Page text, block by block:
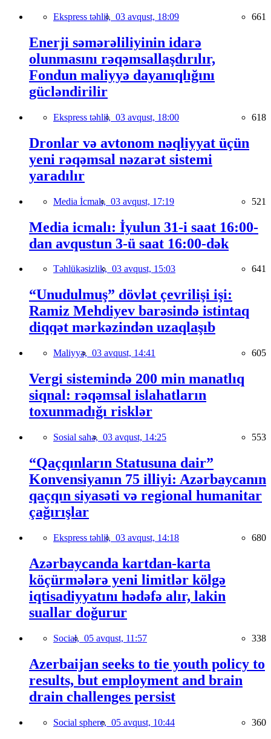
Ekspress təhlil, 03 avqust, 18:09 661
Enerji səmərəliliyinin idarə
olunmasını rəqəmsallaşdırılır,
Fondun maliyyə dayanıqlığını
gücləndirilir
Ekspress təhlil, 03 avqust, 18:00 618
Dronlar və avtonom nəqliyyat üçün
yeni rəqəmsal nəzarət sistemi
yaradılır
Media İcmalı, 03 avqust, 17:19 521
Media icmalı: İyulun 31-i saat 16:00-
dan avqustun 3-ü saat 16:00-dək
Təhlükəsizlik, 03 avqust, 15:03 641
“Unudulmuş” dövlət çevrilişi işi:
Ramiz Mehdiyev barəsində istintaq
diqqət mərkəzindən uzaqlaşıb
Maliyyə, 03 avqust, 14:41 605
Vergi sistemində 200 min manatlıq
siqnal: rəqəmsal islahatların
toxunmadığı risklər
Sosial sahə, 03 avqust, 14:25 553
“Qaçqınların Statusuna dair”
Konvensiyanın 75 illiyi: Azərbaycanın
qaçqın siyasəti və regional humanitar
çağırışlar
Ekspress təhlil, 03 avqust, 14:18 680
Azərbaycanda kartdan-karta
köçürmələrə yeni limitlər kölgə
iqtisadiyyatını hədəfə alır, lakin
suallar doğurur
Social, 05 avqust, 11:57 338
Azerbaijan seeks to tie youth policy to
results, but employment and brain
drain challenges persist
Social sphere, 05 avqust, 10:44 360